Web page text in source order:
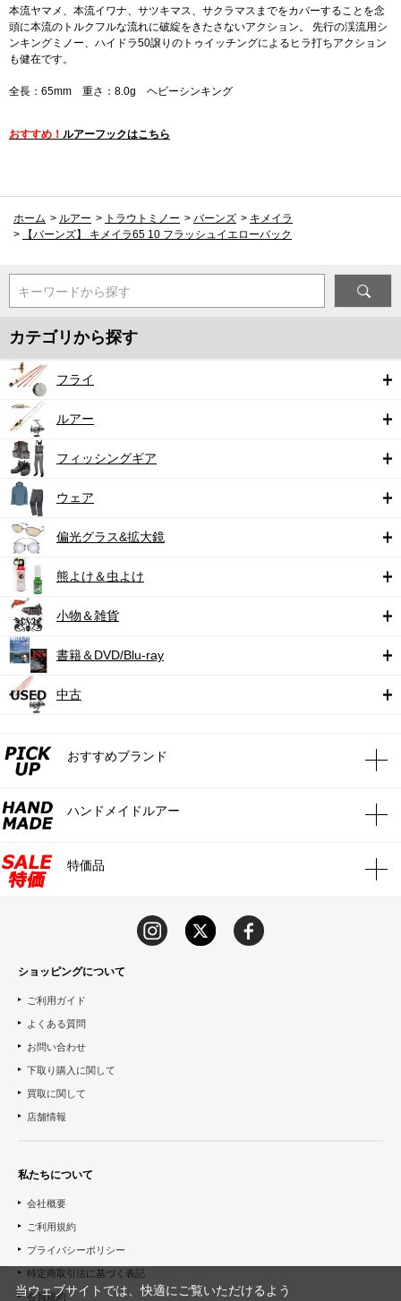
本流ヤマメ、本流イワナ、サツキマス、サクラマスまでをカバーすることを念
頭に本流のトルクフルな流れに破綻をきたさないアクション。 先行の渓流用シ
ンキングミノー、ハイドラ50譲りのトゥイッチングによるヒラ打ちアクション
も健在です。
全長：65mm 重さ：8.0g ヘビーシンキング
おすすめ！ ルアーフックはこちら
ホーム > ルアー > トラウトミノー > バーンズ > キメイラ
>
【バーンズ】 キメイラ65 10 フラッシュイエローバック
キーワードから探す
カテゴリから探す
フライ
ルアー
フィッシングギア
ウェア
偏光グラス&拡大鏡
熊よけ＆虫よけ
小物＆雑貨
書籍＆DVD/Blu-ray
中古
おすすめブランド
ハンドメイドルアー
特価品
ショッピングについて
ご利用ガイド
よくある質問
お問い合わせ
下取り購入に関して
買取に関して
店舗情報
私たちについて
会社概要
ご利用規約
プライバシーポリシー
特定商取引法に基づく表記
会員規約
当ウェブサイトでは、快適にご覧いただけるよう